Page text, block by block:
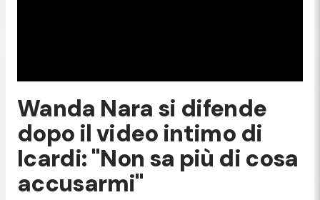
Wanda Nara si difende
dopo il video intimo di
Icardi: "Non sa più di cosa
accusarmi"